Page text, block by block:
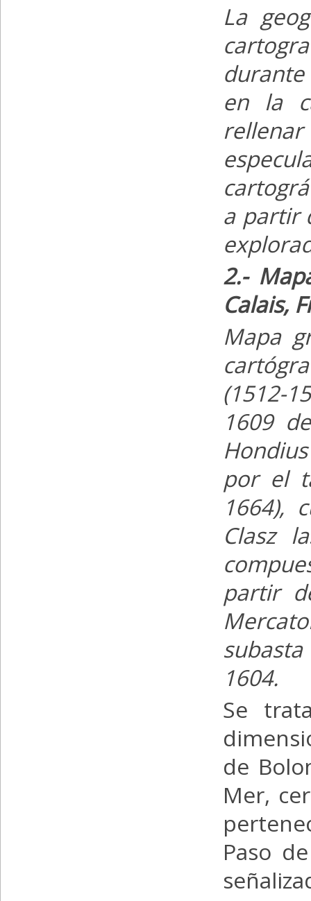
La
en la
a partir
2.-
Calais,
Mapa
(1512-
1609de
por el
1664),
Clasz
partir
1604.
Se
de
Mer,
Paso